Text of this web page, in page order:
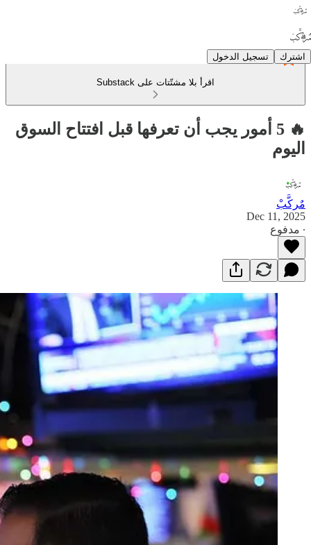
اشترك تسجيل الدخول
اقرأ بلا مشتّتات على Substack
🔥 5 أمور يجب أن تعرفها قبل افتتاح السوق
اليوم
مٌركَّبْ
Dec 11, 2025
∙ مدفوع